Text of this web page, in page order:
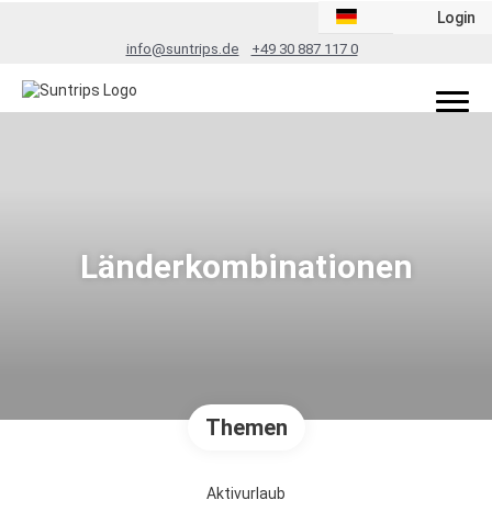
info@suntrips.de +49 30 887 117 0
Login
Länderkombinationen
Themen
Aktivurlaub